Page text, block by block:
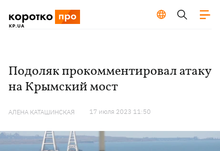
Подоляк прокомментировал атаку
на Крымский мост
АЛЕНА КАТАШИНСКАЯ 17 июля 2023 11:50